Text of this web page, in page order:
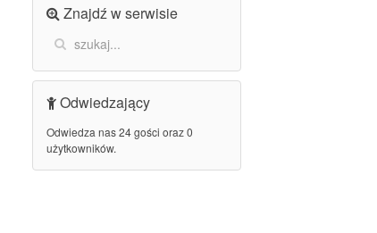
Znajdź w serwisie
Odwiedzający
Odwiedza nas 24 gości oraz 0
użytkowników.